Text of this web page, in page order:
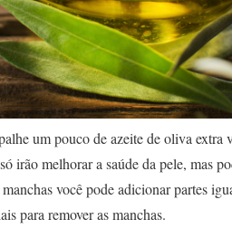
um pouco de azeite de oliva
irão melhorar a saúde da pele, mas
você pode adicionar partes
para remover as manchas.